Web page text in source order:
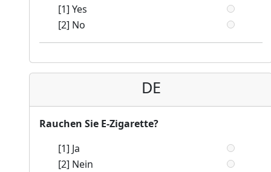
[1] Yes
[2] No
DE
Rauchen Sie E-Zigarette?
[1] Ja
[2] Nein